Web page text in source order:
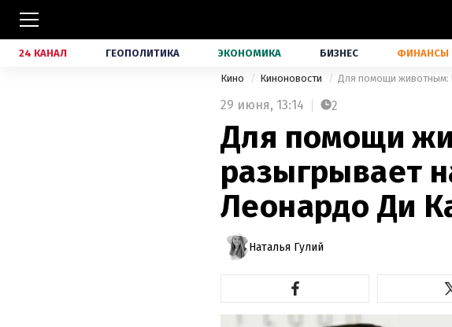
24 КАНАЛ ГЕОПОЛИТИКА ЭКОНОМИКА БИЗНЕС ФИНАНСЫ
Кино Киноновости Для помощи животным:
29 июня, 13:14 2
Для помощи
разыгрывает
Леонардо Ди
Наталья Гулий